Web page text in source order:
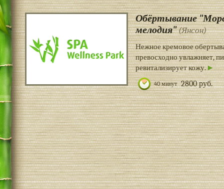
Обёртывание
мелодия"(Янсон)
Нежное кремовое
превосходно увлажняет,
ревитализирует кожу.
40 минут 2800 руб.